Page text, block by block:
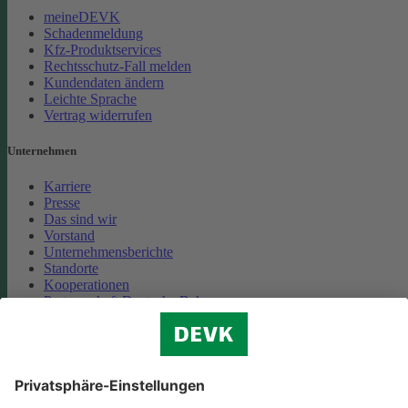
meineDEVK
Schadenmeldung
Kfz-Produktservices
Rechtsschutz-Fall melden
Kundendaten ändern
Leichte Sprache
Vertrag widerrufen
Unternehmen
Karriere
Presse
Das sind wir
Vorstand
Unternehmensberichte
Standorte
Kooperationen
Partnerschaft Deutsche Bahn